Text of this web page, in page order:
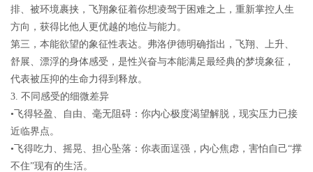
排、被环境裹挟，飞翔象征着你想凌驾于困难之上，重新掌控人生
方向，获得比他人更优越的地位与能力。
第三， 本能欲望的象征性表达。弗洛伊德明确指出，飞翔、上升、
舒展、漂浮的身体感受，是性兴奋与本能满足最经典的梦境象征，
代表被压抑的生命力得到释放。
3. 不同感受的细微差异
• 飞得轻盈、自由、毫无阻碍 ：你内心极度渴望解脱，现实压力已接
近临界点。
• 飞得吃力、摇晃、担心坠落 ：你表面逞强，内心焦虑，害怕自己“撑
不住”现有的生活。